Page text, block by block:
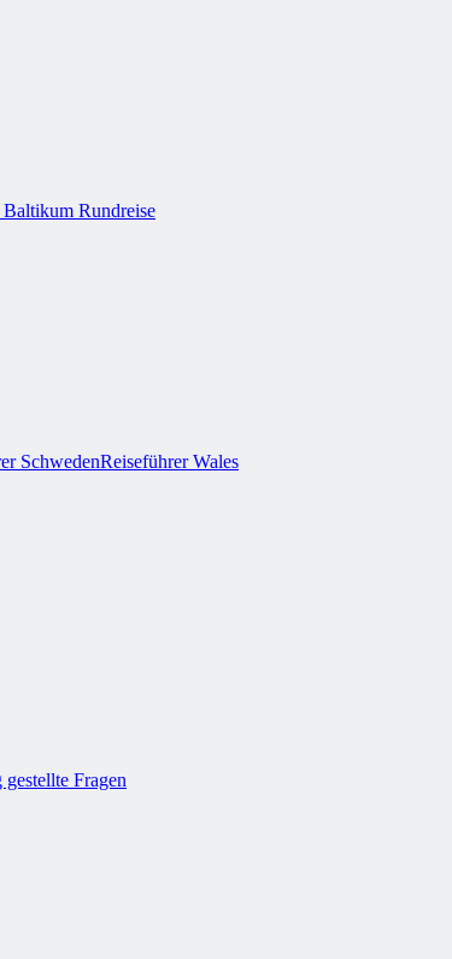
Baltikum Rundreise
SchwedenReiseführer Wales
Fragen